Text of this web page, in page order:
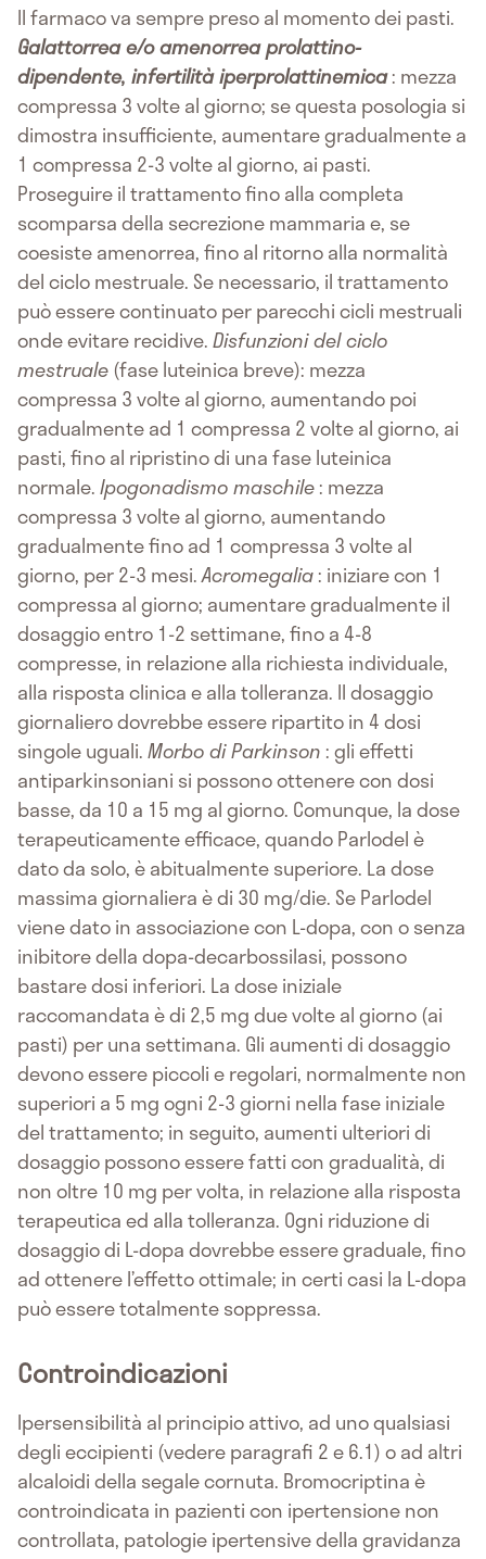
Il farmaco va sempre preso al momento dei pasti.
Galattorrea e/o amenorrea prolattino-
dipendente, infertilità iperprolattinemica: mezza
compressa 3 volte al giorno; se questa posologia si
dimostra insufficiente, aumentare gradualmente a
1 compressa 2-3 volte al giorno, ai pasti.
Proseguire il trattamento fino alla completa
scomparsa della secrezione mammaria e, se
coesiste amenorrea, fino al ritorno alla normalità
del ciclo mestruale. Se necessario, il trattamento
può essere continuato per parecchi cicli mestruali
onde evitare recidive.Disfunzioni del ciclo
mestruale(fase luteinica breve): mezza
compressa 3 volte al giorno, aumentando poi
gradualmente ad 1 compressa 2 volte al giorno, ai
pasti, fino al ripristino di una fase luteinica
normale.Ipogonadismo maschile: mezza
compressa 3 volte al giorno, aumentando
gradualmente fino ad 1 compressa 3 volte al
giorno, per 2-3 mesi.Acromegalia: iniziare con 1
compressa al giorno; aumentare gradualmente il
dosaggio entro 1-2 settimane, fino a 4-8
compresse, in relazione alla richiesta individuale,
alla risposta clinica e alla tolleranza. Il dosaggio
giornaliero dovrebbe essere ripartito in 4 dosi
singole uguali.Morbo di Parkinson : gli effetti
antiparkinsoniani si possono ottenere con dosi
basse, da 10 a 15 mg al giorno. Comunque, la dose
terapeuticamente efficace, quando Parlodel è
dato da solo, è abitualmente superiore. La dose
massima giornaliera è di 30 mg/die. Se Parlodel
viene dato in associazione con L-dopa, con o senza
inibitore della dopa-decarbossilasi, possono
bastare dosi inferiori. La dose iniziale
raccomandata è di 2,5 mg due volte al giorno (ai
pasti) per una settimana. Gli aumenti di dosaggio
devono essere piccoli e regolari, normalmente non
superiori a 5 mg ogni 2-3 giorni nella fase iniziale
del trattamento; in seguito, aumenti ulteriori di
dosaggio possono essere fatti con gradualità, di
non oltre 10 mg per volta, in relazione alla risposta
terapeutica ed alla tolleranza. Ogni riduzione di
dosaggio di L-dopa dovrebbe essere graduale, fino
ad ottenere l’effetto ottimale; in certi casi la L-dopa
può essere totalmente soppressa.
Controindicazioni
Ipersensibilità al principio attivo, ad uno qualsiasi
degli eccipienti (vedere paragrafi 2 e 6.1) o ad altri
alcaloidi della segale cornuta. Bromocriptina è
controindicata in pazienti con ipertensione non
controllata, patologie ipertensive della gravidanza